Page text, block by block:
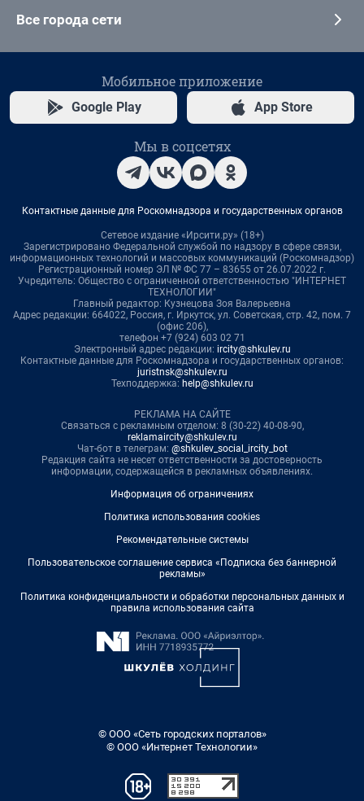
Все города сети
Мобильное приложение
Google Play App Store
Мы в соцсетях
Контактные данные для Роскомнадзора и государственных органов
Сетевое издание «Ирсити.ру» (18+)
Зарегистрировано Федеральной службой по надзору в сфере связи,
информационных технологий и массовых коммуникаций (Роскомнадзор)
Регистрационный номер ЭЛ № ФС 77 – 83655 от 26.07.2022 г.
Учредитель: Общество с ограниченной ответственностью "ИНТЕРНЕТ
ТЕХНОЛОГИИ"
Главный редактор: Кузнецова Зоя Валерьевна
Адрес редакции: 664022, Россия, г. Иркутск, ул. Советская, стр. 42, пом. 7
(офис 206),
телефон +7 (924) 603 02 71
Электронный адрес редакции: ircity@shkulev.ru
Контактные данные для Роскомнадзора и государственных органов:
juristnsk@shkulev.ru
Техподдержка: help@shkulev.ru
РЕКЛАМА НА САЙТЕ
Связаться с рекламным отделом: 8 (30-22) 40-08-90,
reklamaircity@shkulev.ru
Чат-бот в телеграм: @shkulev_social_ircity_bot
Редакция сайта не несет ответственности за достоверность
информации, содержащейся в рекламных объявлениях.
Информация об ограничениях
Политика использования cookies
Рекомендательные системы
Пользовательское соглашение сервиса «Подписка без баннерной
рекламы»
Политика конфиденциальности и обработки персональных данных и
правила использования сайта
© ООО «Сеть городских порталов»
© ООО «Интернет Технологии»